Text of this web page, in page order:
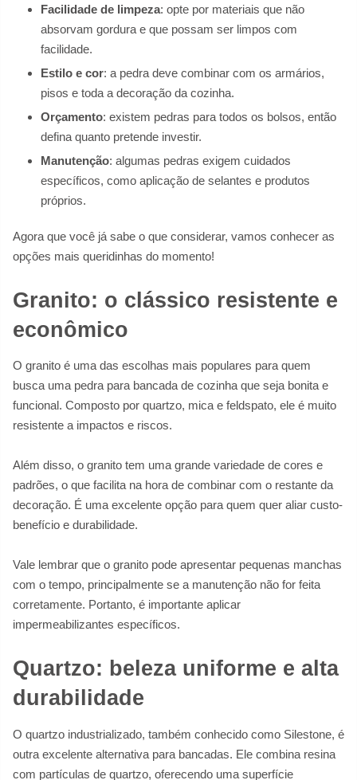
Facilidade de limpeza: opte por materiais que não
absorvam gordura e que possam ser limpos com
facilidade.
Estilo e cor: a pedra deve combinar com os armários,
pisos e toda a decoração da cozinha.
Orçamento: existem pedras para todos os bolsos, então
defina quanto pretende investir.
Manutenção: algumas pedras exigem cuidados
específicos, como aplicação de selantes e produtos
próprios.
Agora que você já sabe o que considerar, vamos conhecer as
opções mais queridinhas do momento!
Granito: o clássico resistente e
econômico
O granito é uma das escolhas mais populares para quem
busca uma pedra para bancada de cozinha que seja bonita e
funcional. Composto por quartzo, mica e feldspato, ele é muito
resistente a impactos e riscos.
Além disso, o granito tem uma grande variedade de cores e
padrões, o que facilita na hora de combinar com o restante da
decoração. É uma excelente opção para quem quer aliar custo-
benefício e durabilidade.
Vale lembrar que o granito pode apresentar pequenas manchas
com o tempo, principalmente se a manutenção não for feita
corretamente. Portanto, é importante aplicar
impermeabilizantes específicos.
Quartzo: beleza uniforme e alta
durabilidade
O quartzo industrializado, também conhecido como Silestone, é
outra excelente alternativa para bancadas. Ele combina resina
com partículas de quartzo, oferecendo uma superfície